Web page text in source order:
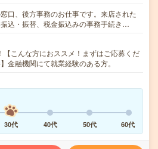
口、後方事務のお仕事です。来店された
込・振替、税金振込みの事務手続き…
【こんな方におススメ！まずはご応募くだ
金融機関にて就業経験のある方。
30代 40代 50代 60代